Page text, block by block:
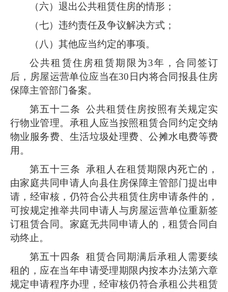
（六）退出公共租赁住房的情形；
（七）违约责任及争议解决方式；
（八）其他应当约定的事项。
公共租赁住房租赁期限为3年，合同签订
后，房屋运营单位应当在30日内将合同报县住房
保障主管部门备案。
第五十二条 公共租赁住房按照有关规定实
行物业管理。承租人应当按照租赁合同约定交纳
物业服务费、生活垃圾处理费、公摊水电费等费
用。
第五十三条 承租人在租赁期限内死亡的，
由家庭共同申请人向县住房保障主管部门提出申
请，经审核，仍符合公共租赁住房申请条件的，
可按规定推举共同申请人与房屋运营单位重新签
订租赁合同。家庭无共同申请人的，租赁合同自
动终止。
第五十四条 租赁合同期满后承租人需要续
租的，应在当年申请受理期限内按本办法第六章
规定申请程序办理，经审核仍符合承租公共租赁